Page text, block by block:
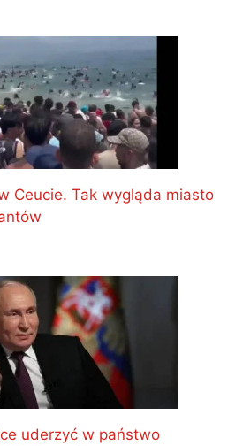
Ceucie. Tak wygląda miasto
uderzyć w państwo